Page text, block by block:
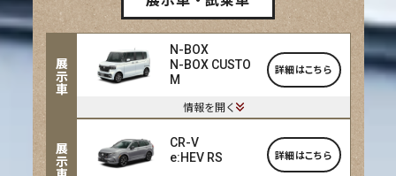
展示車
N-BOX
N-BOX CUSTO
M
詳細はこちら
情報を開く
展示車
CR-V
e:HEV RS
詳細はこちら